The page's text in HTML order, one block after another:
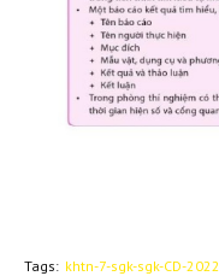
Tags: khtn-7-sgk-sgk-CD-2022